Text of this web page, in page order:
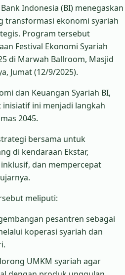
Syariah
Bank Indonesia (BI) menegaskan
transformasi ekonomi syariah
Program tersebut
Festival Ekonomi Syariah
di Marwah Ballroom, Masjid
Jumat (12/9/2025).
dan Keuangan Syariah BI,
ini menjadi langkah
2045.
bersama untuk
di kendaraan Ekstar,
dan mempercepat
meliputi:
pesantren sebagai
koperasi syariah dan
UMKM syariah agar